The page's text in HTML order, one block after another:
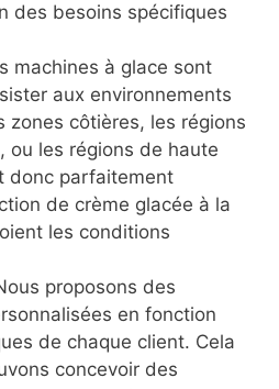
des besoins spécifiques
machines à glace sont
aux environnements
zones côtières, les régions
ou les régions de haute
donc parfaitement
de crème glacée à la
les conditions
proposons des
en fonction
de chaque client. Cela
concevoir des